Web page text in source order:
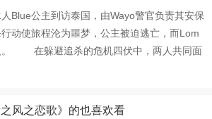
公主到访泰国，由Wayo警官负责其安保
动使旅程沦为噩梦，公主被迫逃亡，而Lom
。 在躲避追杀的危机四伏中，两人共同面
风之恋歌》的也喜欢看